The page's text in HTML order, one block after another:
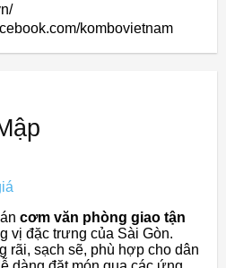
kombovietnam
cơm văn phòng giao tận
vị đặc trưng của Sài Gòn.
rãi, sạch sẽ, phù hợp cho dân